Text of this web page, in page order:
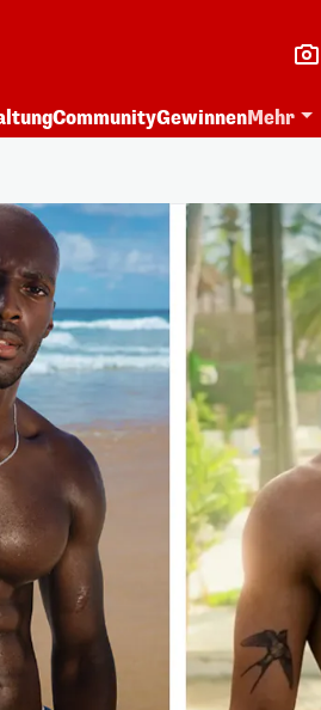
CommunityGewinnenMehr